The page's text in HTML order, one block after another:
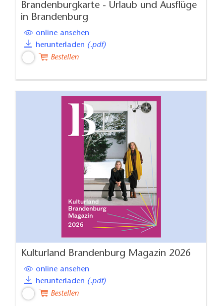
Brandenburgkarte - Urlaub und Ausflüge
in Brandenburg
online ansehen
herunterladen (.pdf)
Bestellen
Kulturland Brandenburg Magazin 2026
online ansehen
herunterladen (.pdf)
Bestellen